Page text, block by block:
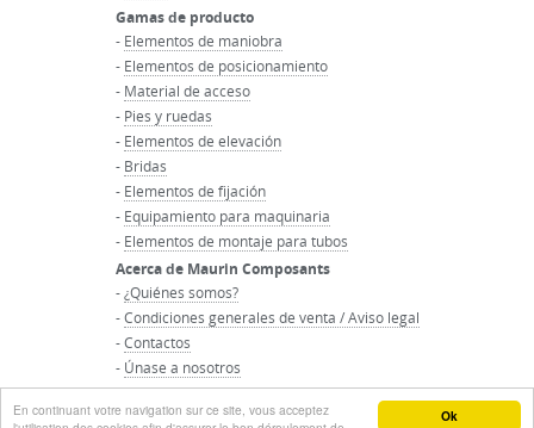
Ok
En continuant votre navigation sur ce site, vous acceptez
Gamas de producto
- Elementos de maniobra
- Elementos de posicionamiento
- Material de acceso
- Pies y ruedas
- Elementos de elevación
- Bridas
- Elementos de fijación
- Equipamiento para maquinaria
- Elementos de montaje para tubos
Acerca de Maurin Composants
-¿Quiénes somos?
-Condiciones generales de venta / Aviso legal
-Contactos
- Únase a nosotros
-Inicio del grupo Maurin
© Groupo MAURIN - Todos los derechos reservados